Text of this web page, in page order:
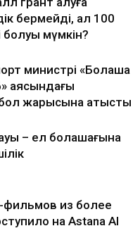
бермейді, ал 100
болуы мүмкін?
министрі «Болашақ
аясындағы
жарысына қатысты
– ел болашағына
из более
на Astana AI